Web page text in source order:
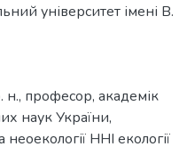
університет імені В.
професор, академік
наук України,
ННІ екології